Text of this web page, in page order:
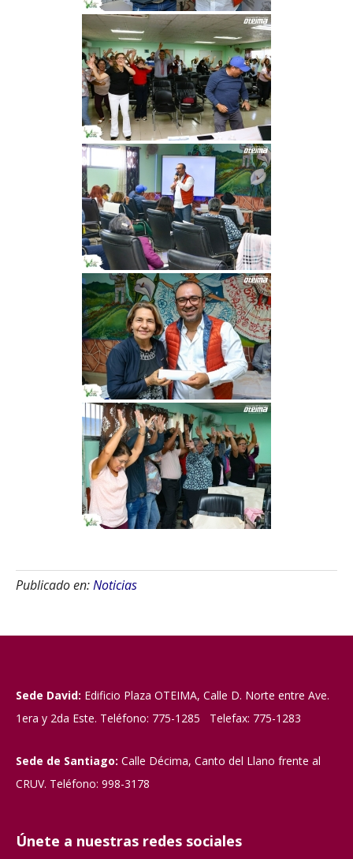
Publicado en:Noticias
Sede David: Edificio Plaza OTEIMA, Calle D. Norte entre Ave.
1era y 2da Este. Teléfono: 775-1285 Telefax: 775-1283
Sede de Santiago: Calle Décima, Canto del Llano frente al
CRUV. Teléfono: 998-3178
Únete a nuestras redes sociales